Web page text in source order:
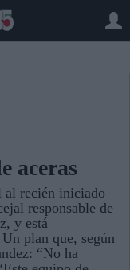
aceras
al recién iniciado
responsable de
y está
plan que, según
“No ha